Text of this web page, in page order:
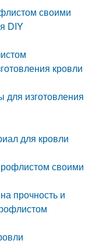
своими
DIY
кровли
для изготовления
для кровли
своими
прочность и